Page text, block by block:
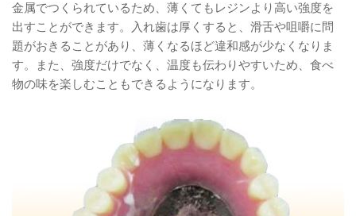
金属でつくられているため、薄くてもレジンより高い強度を
出すことができます。入れ歯は厚くすると、滑舌や咀嚼に問
題がおきることがあり、薄くなるほど違和感が少なくなりま
す。また、強度だけでなく、温度も伝わりやすいため、食べ
物の味を楽しむこともできるようになります。